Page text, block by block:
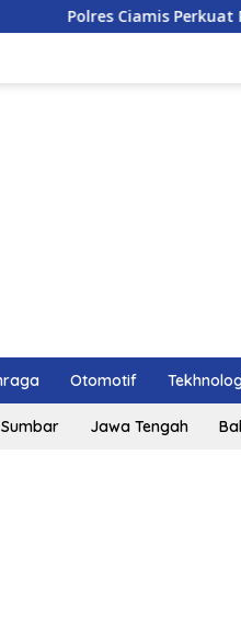
Ciamis Perkuat Patroli
Otomotif
Sumbar Jawa Tengah